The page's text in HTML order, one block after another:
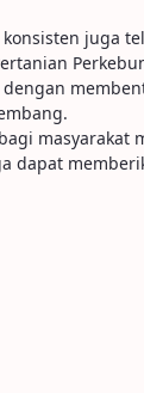
juga
masyarakat